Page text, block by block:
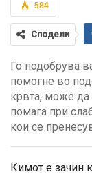
584
Сподели
Го подобрува
помогне во
крвта, може да
помага при
кои се
Кимот е зачин